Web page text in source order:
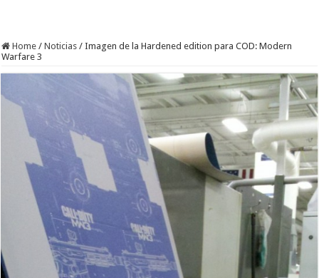
Home / Noticias / Imagen de la Hardened edition para COD: Modern
Warfare 3